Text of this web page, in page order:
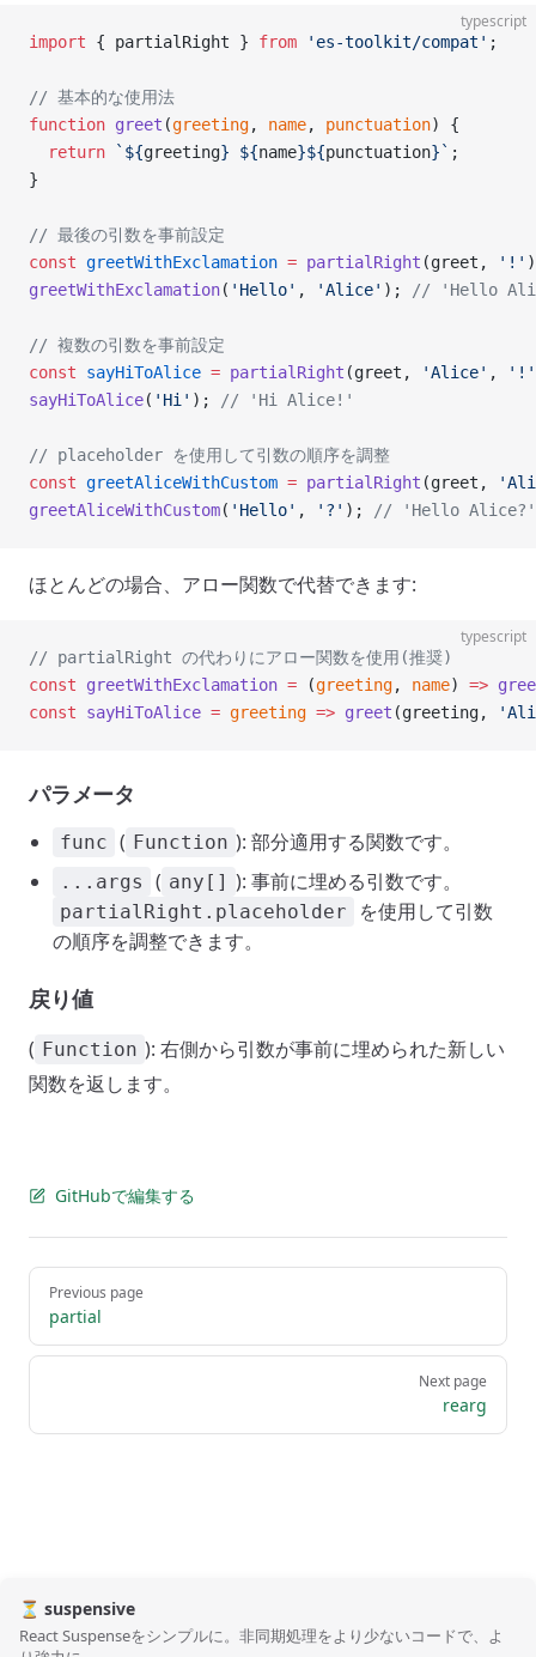
typescript
import { partialRight } from 'es-toolkit/compat' ;
// 基本的な使用法
function greet (greeting, name, punctuation) {
  return
`${greeting} ${name}${punctuation}` ;
}
// 最後の引数を事前設定
const greetWithExclamation = partialRight (greet, '!'
greetWithExclamation( 'Hello' , 'Alice' ); // 'Hello
// 複数の引数を事前設定
const sayHiToAlice = partialRight (greet, 'Alice' ,
'!'
sayHiToAlice( 'Hi' ); // 'Hi Alice!'
// placeholder を使用して引数の順序を調整
const greetAliceWithCustom = partialRight (greet,
greetAliceWithCustom( 'Hello' , '?' ); // 'Hello Alice?'
ほとんどの場合、アロー関数で代替できます:
typescript
// partialRight の代わりにアロー関数を使用(推奨)
const greetWithExclamation = (greeting, name) =>
const sayHiToAlice = greeting => greet (greeting,
パラメータ
func ( Function ): 部分適用する関数です。
...args ( any[] ): 事前に埋める引数です。
partialRight.placeholder
を使用して引数
の順序を調整できます。
戻り値
( Function ): 右側から引数が事前に埋められた新しい
関数を返します。
GitHubで編集する
Pager
Previous page
partial
Next page
rearg
⏳ suspensive
React Suspenseをシンプルに。非同期処理をより少ないコードで、よ